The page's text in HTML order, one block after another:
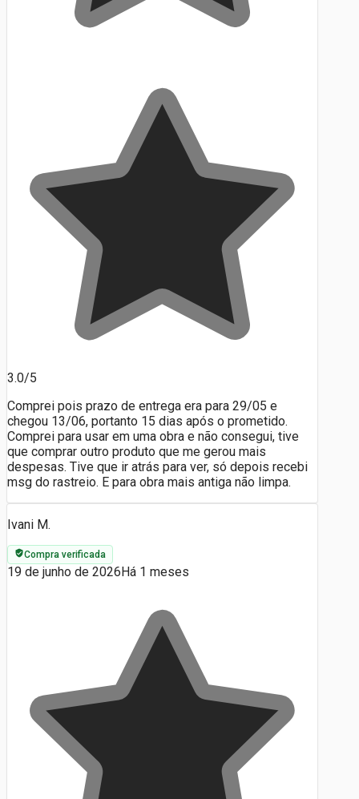
3.0/5
Comprei pois prazo de entrega era para 29/05 e
chegou 13/06, portanto 15 dias após o prometido.
Comprei para usar em uma obra e não consegui, tive
que comprar outro produto que me gerou mais
despesas. Tive que ir atrás para ver, só depois recebi
msg do rastreio. E para obra mais antiga não limpa.
Ivani M.
Compra verificada
19 de junho de 2026 Há 1 meses